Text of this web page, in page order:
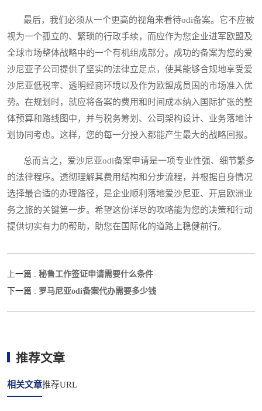
最后，我们必须从一个更高的视角来看待odi备案。它不应被
视为一个孤立的、繁琐的行政手续，而应作为您企业进军欧盟及
全球市场整体战略中的一个有机组成部分。成功的备案为您的爱
沙尼亚子公司提供了坚实的法律立足点，使其能够合规地享受爱
沙尼亚低税率、透明经商环境以及作为欧盟成员国的市场准入优
势。在规划时，就应将备案的费用和时间成本纳入国际扩张的整
体预算和路线图中，并与税务筹划、公司架构设计、业务落地计
划协同考虑。这样，您的每一分投入都能产生最大的战略回报。
总而言之，爱沙尼亚odi备案申请是一项专业性强、细节繁多
的法律程序。透彻理解其费用结构和分步流程，并根据自身情况
选择最合适的办理路径，是企业顺利落地爱沙尼亚、开启欧洲业
务之旅的关键第一步。希望这份详尽的攻略能为您的决策和行动
提供切实有力的帮助，助您在国际化的道路上稳健前行。
上一篇 : 秘鲁工作签证申请需要什么条件
下一篇 : 罗马尼亚odi备案代办需要多少钱
推荐文章
相关文章推荐URL